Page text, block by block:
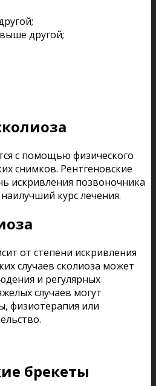
другой;
с помощью физического
снимков. Рентгеновские
искривления позвоночника
курс лечения.
от степени искривления
случаев сколиоза может
и регулярных
случаев могут
физиотерапия или
брекеты